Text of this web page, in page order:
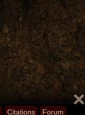
Citations Forum